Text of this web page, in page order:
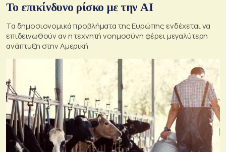
Το επικίνδυνο ρίσκο με την ΑΙ
Τα δημοσιονομικά προβλήματα της Ευρώπης ενδέχεται να
επιδεινωθούν αν η τεχνητή νοημοσύνη φέρει μεγαλύτερη
ανάπτυξη στην Αμερική